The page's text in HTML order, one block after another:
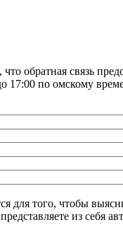
обратная связь
17:00 по омскому
для того, чтобы
из себя